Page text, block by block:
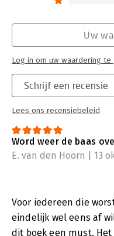
Schrijf een recensie
Lees ons recensiebeleid
Uw
Log in om uw waardering te
Word weer de baas
E. van den Hoorn | 13
Voor iedereen die
eindelijk wel eens af
dit boek een must.